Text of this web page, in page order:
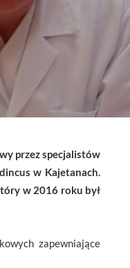
przez specjalistów
w Kajetanach.
w 2016 roku był
zapewniające